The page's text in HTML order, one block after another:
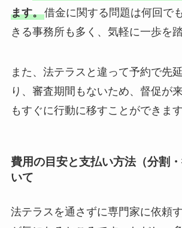
ます。借金に関する問題は何回で
きる事務所も多く、気軽に一歩を
また、法テラスと違って予約で先
り、審査期間もないため、督促が
もすぐに行動に移すことができます
費用の目安と支払い方法（分割
いて
法テラスを通さずに専門家に依頼